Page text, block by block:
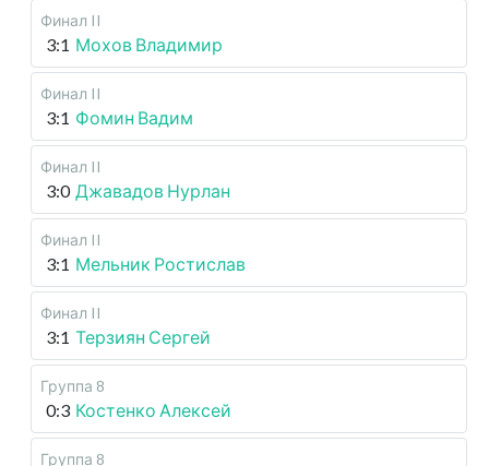
Финал II
3:1 Мохов Владимир
Финал II
3:1 Фомин Вадим
Финал II
3:0 Джавадов Нурлан
Финал II
3:1 Мельник Ростислав
Финал II
3:1 Терзиян Сергей
Группа 8
0:3 Костенко Алексей
Группа 8